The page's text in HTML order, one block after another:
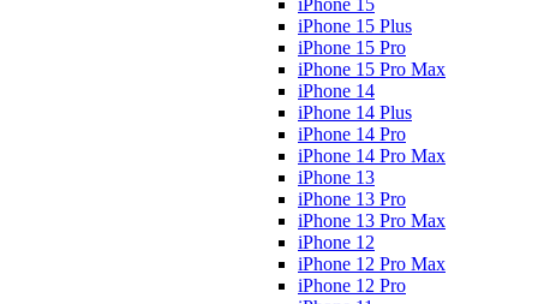
iPhone 15 Plus
iPhone 15 Pro
iPhone 15 Pro Max
iPhone 14
iPhone 14 Plus
iPhone 14 Pro
iPhone 14 Pro Max
iPhone 13
iPhone 13 Pro
iPhone 13 Pro Max
iPhone 12
iPhone 12 Pro Max
iPhone 12 Pro